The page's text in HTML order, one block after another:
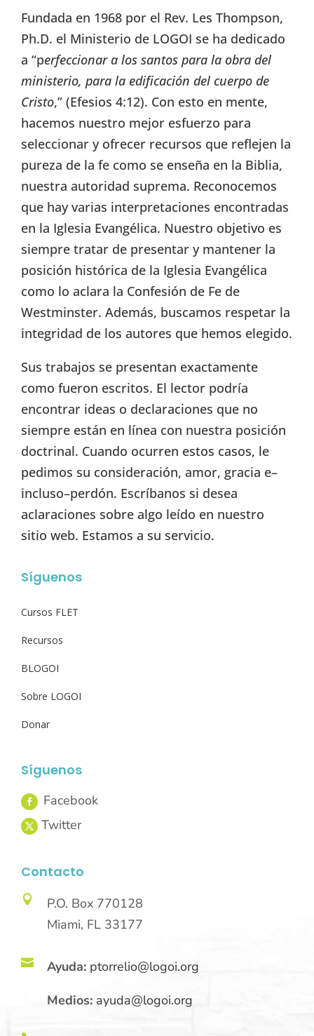
Fundada en 1968 por el Rev. Les Thompson,
Ph.D. el Ministerio de LOGOI se ha dedicado
a “perfeccionar a los santos para la obra del
ministerio, para la edificación del cuerpo de
Cristo,” (Efesios 4:12). Con esto en mente,
hacemos nuestro mejor esfuerzo para
seleccionar y ofrecer recursos que reflejen la
pureza de la fe como se enseña en la Biblia,
nuestra autoridad suprema. Reconocemos
que hay varias interpretaciones encontradas
en la Iglesia Evangélica. Nuestro objetivo es
siempre tratar de presentar y mantener la
posición histórica de la Iglesia Evangélica
como lo aclara la Confesión de Fe de
Westminster. Además, buscamos respetar la
integridad de los autores que hemos elegido.
Sus trabajos se presentan exactamente
como fueron escritos. El lector podría
encontrar ideas o declaraciones que no
siempre están en línea con nuestra posición
doctrinal. Cuando ocurren estos casos, le
pedimos su consideración, amor, gracia e–
incluso–perdón. Escríbanos si desea
aclaraciones sobre algo leído en nuestro
sitio web. Estamos a su servicio.
Síguenos
Cursos FLET
Recursos
BLOGOI
Sobre LOGOI
Donar
Síguenos
Contacto

P.O. Box 770128
Miami, FL 33177
 Ayuda: ptorrelio@logoi.org
Medios: ayuda@logoi.org